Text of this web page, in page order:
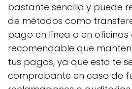
bastante sencillo y puede
de métodos como
pago en línea o en oficinas
recomendable que
tus pagos, ya que esto te
comprobante en caso de